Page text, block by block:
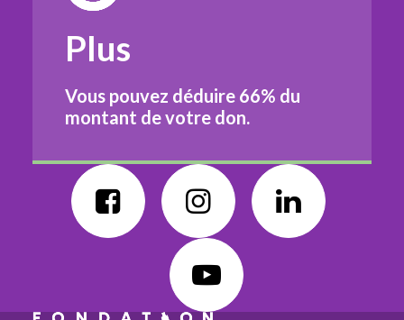
Plus
Vous pouvez déduire 66% du
montant de votre don.